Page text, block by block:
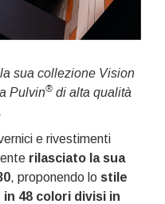
sua collezione Vision
Pulvin® di alta qualità
e rivestimenti
rilasciato la sua
, proponendo lo stile
in 48 colori divisi in